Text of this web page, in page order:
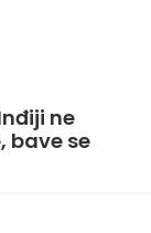
ne
bave se